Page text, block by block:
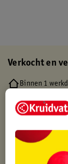
Verkocht en
Binnen 1
Gratis